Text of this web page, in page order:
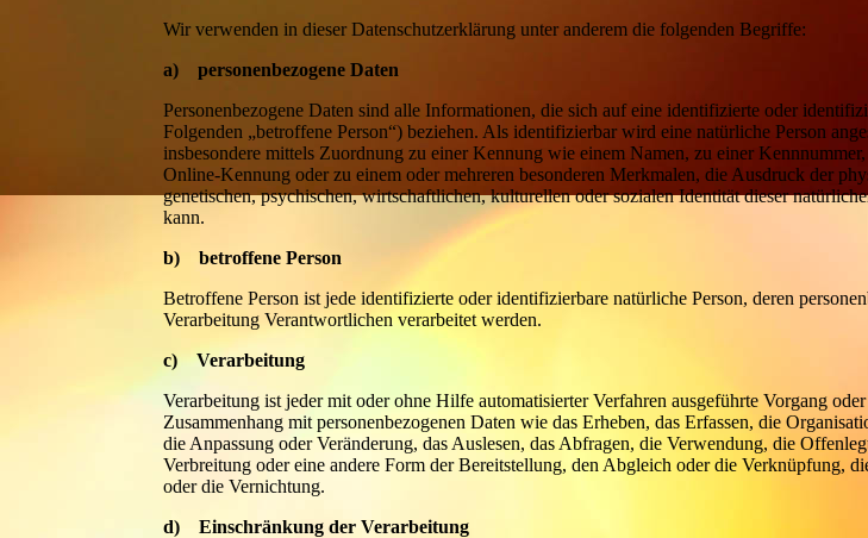
Wir verwenden in dieser Datenschutzerklärung unter anderem die folgenden Begriffe:
a) personenbezogene Daten
Personenbezogene Daten sind alle Informationen, die sich auf eine identifizierte oder
Folgenden „betroffene Person“) beziehen. Als identifizierbar wird eine natürliche Person
insbesondere mittels Zuordnung zu einer Kennung wie einem Namen, zu einer
Online-Kennung oder zu einem oder mehreren besonderen Merkmalen, die Ausdruck der
genetischen, psychischen, wirtschaftlichen, kulturellen oder sozialen Identität dieser
kann.
b) betroffene Person
Betroffene Person ist jede identifizierte oder identifizierbare natürliche Person, deren
Verarbeitung Verantwortlichen verarbeitet werden.
c) Verarbeitung
Verarbeitung ist jeder mit oder ohne Hilfe automatisierter Verfahren ausgeführte Vorgang
Zusammenhang mit personenbezogenen Daten wie das Erheben, das Erfassen, die
die Anpassung oder Veränderung, das Auslesen, das Abfragen, die Verwendung, die
Verbreitung oder eine andere Form der Bereitstellung, den Abgleich oder die Verknüpfung,
oder die Vernichtung.
d) Einschränkung der Verarbeitung